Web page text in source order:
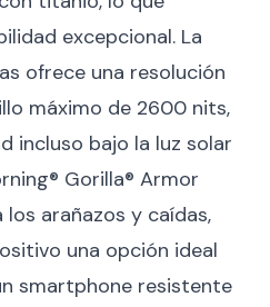
excepcional. La
ofrece una resolución
máximo de 2600 nits,
incluso bajo la luz solar
Gorilla® Armor
arañazos y caídas,
una opción ideal
smartphone resistente